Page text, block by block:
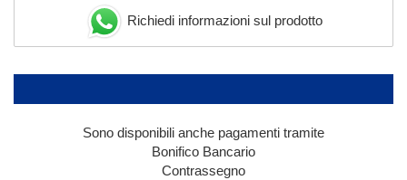
Richiedi informazioni sul prodotto
Sono disponibili anche pagamenti tramite
Bonifico Bancario
Contrassegno